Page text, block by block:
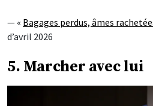
— « Bagages perdus, âmes
d’avril 2026
5. Marcher avec lui